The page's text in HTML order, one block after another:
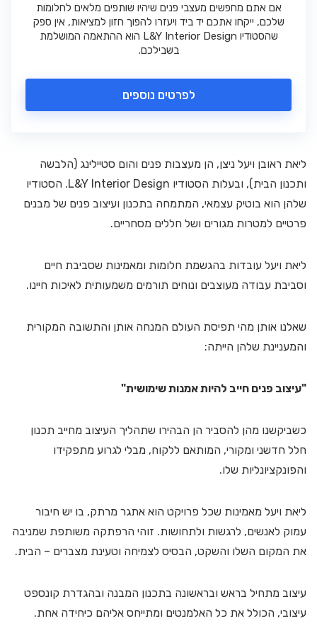
אם אתם מחפשים מעצבי פנים שיהיו שותפים מלאים לחלומות
שלכם, ייקחו אתכם יד ביד ויעזרו להפוך חזון למציאות, אין ספק
שהסטודיו L&Y Interior Design הוא ההתאמה המושלמת
בשבילכם.
לפרטים נוספים
ליאת ראובן ויעל ניצן, הן מעצבות פנים והום סטיילינג (הלבשה
ותכנון הבית), ובעלות הסטודיו L&Y Interior Design. הסטודיו
שלהן הוא בוטיק עצמאי, המתמחה בתכנון ועיצוב פנים של מבנים
פרטיים למטרות מגורים ושל חללים מסחריים.
ליאת ויעל עובדות בהגשמת חלומות ומאמינות שסביבת חיים
וסביבת עבודה מעוצבים ונוחים תורמים משמעותית לאיכות חיינו.
שאלנו אותן מהי תפיסת העולם המנחה אותן והתשובה המקורית
והמעניינת שלהן הייתה:
"עיצוב פנים חייב להיות אמנות שימושית"
כשביקשנו מהן להסביר הן הבהירו שתהליך העיצוב מחייב תכנון
חלל חדשני ומקורי, המותאם ללקוח, מבלי לגרוע מתפקידו
והפונקציונליות שלו.
ליאת ויעל מאמינות שכל פרויקט הוא אתגר מרתק, בו יש חיבור
עמוק לאנשים, לרגשות ולתחושות. זוהי הרפתקה משותפת שמניבה
את המקום השלו והשקט, הבסיס לצמיחה וטעינת מצברים – הבית.
עיצוב מתחיל בראש ובראשונה בתכנון המבנה ובהגדרת קונספט
עיצובי, הכולל את כל האלמנטים ומתייחס אליהם כיחידה אחת.